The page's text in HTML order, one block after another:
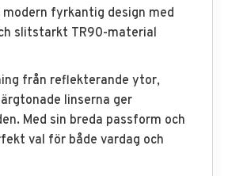
fyrkantig design med
slitstarkt TR90-material
från reflekterande ytor,
linserna ger
Med sin breda passform och
val för både vardag och